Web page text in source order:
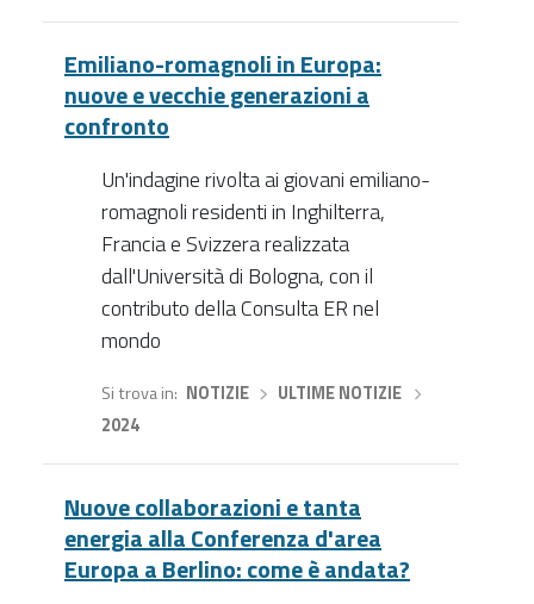
Emiliano-romagnoli in Europa:
nuove e vecchie generazioni a
confronto
Un'indagine rivolta ai giovani emiliano-
romagnoli residenti in Inghilterra,
Francia e Svizzera realizzata
dall'Università di Bologna, con il
contributo della Consulta ER nel
mondo
Si trova in NOTIZIE› ULTIME NOTIZIE
2024
Nuove collaborazioni e tanta
energia alla Conferenza d'area
Europa a Berlino: come è andata?